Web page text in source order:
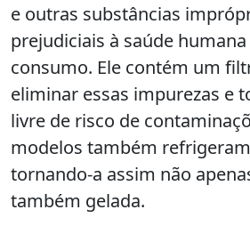
e outras substâncias
prejudiciais à saúde
consumo. Ele contém um
eliminar essas impurezas e
livre de risco de
modelos também
tornando-a assim não
também gelada.